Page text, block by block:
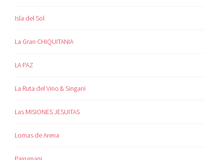
Isla del Sol
La Gran CHIQUITANIA
LA PAZ
La Ruta del Vino & Singani
Las MISIONES JESUITAS
Lomas de Arena